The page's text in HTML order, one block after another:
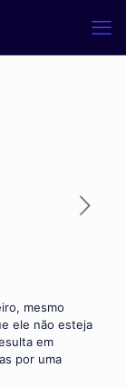
mesmo
ele não esteja
em
por uma